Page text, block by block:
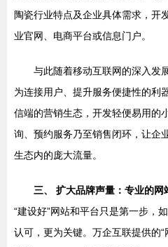
陶瓷行业特点及企业具体需求，开
业官网、电商平台或信息门户。
与此随着移动互联网的深入发
为连接用户、提升服务便捷性的利
信端的营销生态，开发轻便易用的
询、预约服务乃至销售闭环，让企
生态内的庞大流量。
三、 扩大品牌声量：专业的网
“建设好”网站和平台只是第一步，
认可，更为关键。万企互联提供的